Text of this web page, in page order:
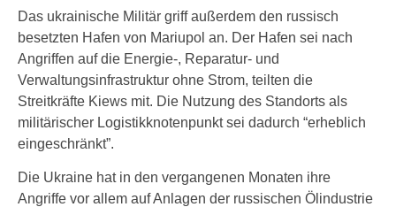
Das ukrainische Militär griff außerdem den russisch
besetzten Hafen von Mariupol an. Der Hafen sei nach
Angriffen auf die Energie-, Reparatur- und
Verwaltungsinfrastruktur ohne Strom, teilten die
Streitkräfte Kiews mit. Die Nutzung des Standorts als
militärischer Logistikknotenpunkt sei dadurch “erheblich
eingeschränkt”.
Die Ukraine hat in den vergangenen Monaten ihre
Angriffe vor allem auf Anlagen der russischen Ölindustrie